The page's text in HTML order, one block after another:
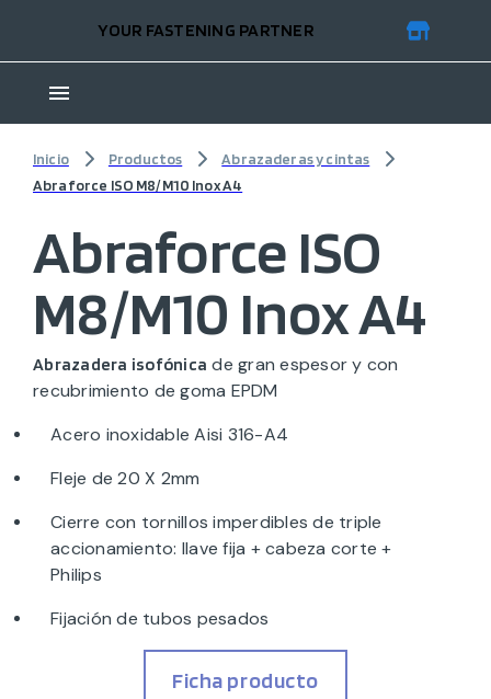
YOUR FASTENING PARTNER
Inicio Productos
Abrazaderas y cintas
Abraforce ISO M8/M10 Inox A4
Abraforce ISO
M8/M10 Inox A4
Abrazadera isofónica de gran espesor y con
recubrimiento de goma EPDM
Acero inoxidable Aisi 316-A4
Fleje de 20 X 2mm
Cierre con tornillos imperdibles de triple
accionamiento: llave fija + cabeza corte +
Philips
Fijación de tubos pesados
Ficha producto